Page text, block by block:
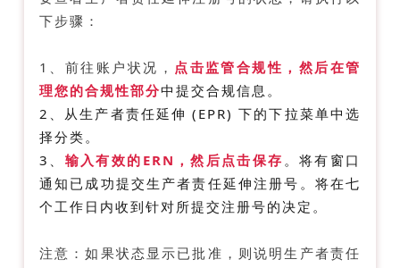
下步骤：
1、前往账户状况， 点击监管合规性， 然后在管
理您的合规性部分中 提交合规信息 。
2、从生产者责任延伸 (EPR) 下的下拉菜单中选
择分类。
3、 输入有效的ERN，然后点击保存 。将有窗口
通知已成功提交生产者责任延伸注册号。将在七
个工作日内收到针对所提交注册号的决定。
注意：如果状态显示已批准，则说明生产者责任